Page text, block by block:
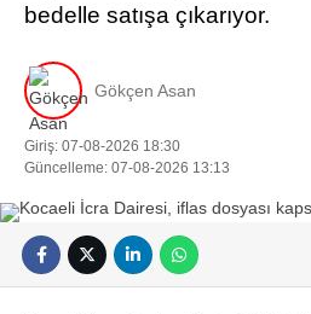
bedelle satışa çıkarıyor.
Gökçen Asan
Giriş: 07-08-2026 18:30
Güncelleme: 07-08-2026 13:13